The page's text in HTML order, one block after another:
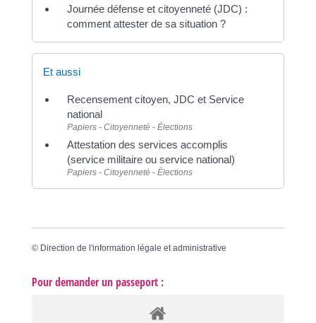
Journée défense et citoyenneté (JDC) :
comment attester de sa situation ?
Et aussi
Recensement citoyen, JDC et Service
national
Papiers - Citoyenneté - Élections
Attestation des services accomplis
(service militaire ou service national)
Papiers - Citoyenneté - Élections
© Direction de l'information légale et administrative
Pour demander un passeport :